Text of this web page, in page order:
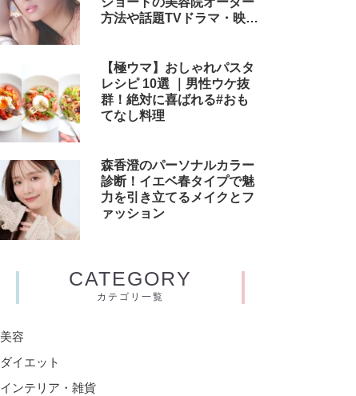
方法や話題TVドラマ・映画
【極ウマ】おしゃれパスタ
レシピ 10選 ｜男性ウケ抜
群！絶対に喜ばれる#おも
てなし料理
森香澄のパーソナルカラー
診断！イエベ春タイプで魅
力を引き立てるメイクとフ
ァッション
CATEGORY
カテゴリ一覧
美容
ダイエット
インテリア・雑貨